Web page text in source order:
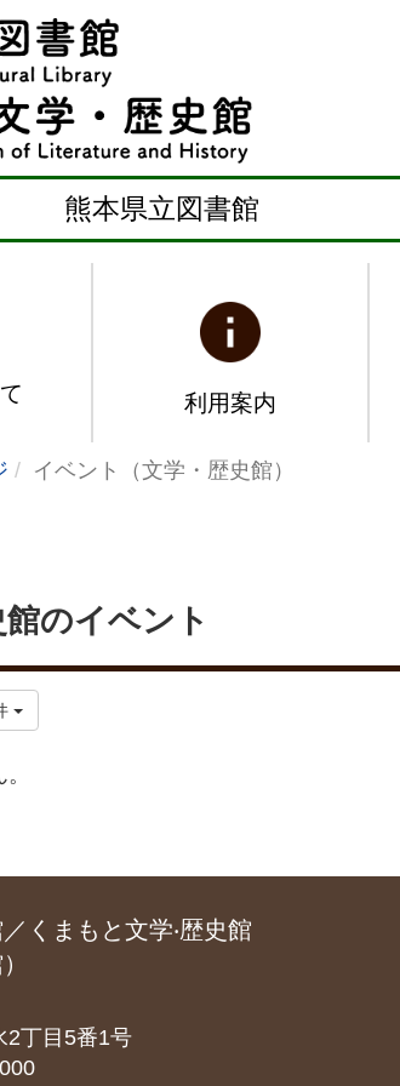
熊本県立図書館
利用案内
イベント（文学・歴史館）
のイベント
くまもと文学‧歴史館
2丁目5番1号